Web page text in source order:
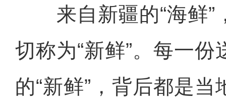
来自新疆的“海鲜”
切称为“新鲜”。每一
的“新鲜”，背后都是